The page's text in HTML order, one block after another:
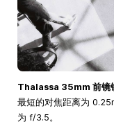
Thalassa 35mm 前镜
最短的对焦距离为
为 f/3.5。